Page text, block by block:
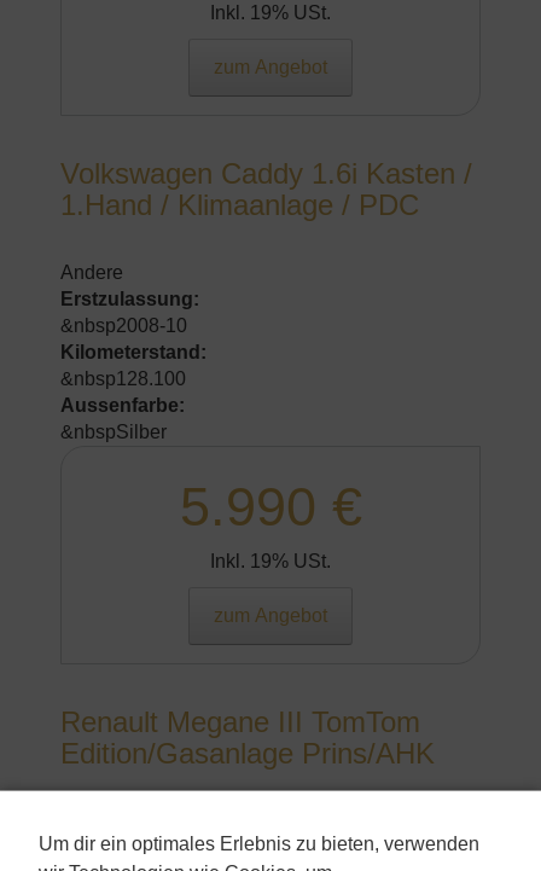
Um dir ein optimales Erlebnis zu bieten, verwenden
Inkl. 19% USt.
zum Angebot
Volkswagen Caddy 1.6i Kasten /
1.Hand / Klimaanlage / PDC
Andere
Erstzulassung:
&nbsp2008-10
Kilometerstand:
&nbsp128.100
Aussenfarbe:
&nbspSilber
5.990 €
Inkl. 19% USt.
zum Angebot
Renault Megane III TomTom
Edition/Gasanlage Prins/AHK
Erstzulassung: